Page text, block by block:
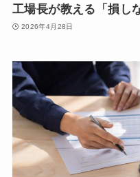
工場長が教える「損し
2026年4月28日